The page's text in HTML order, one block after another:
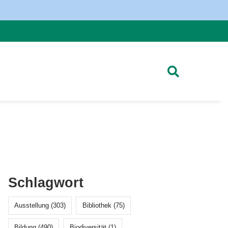
Schlagwort
Ausstellung (303) Bibliothek (75)